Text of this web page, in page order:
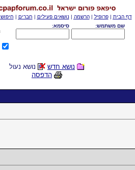
דף הבית |פרופיל |הרשמה |נושאים פעילים | חברים | חיפוש
שם משתמש:
סיסמא:
נושא חדש
נושא נעול
הדפסה